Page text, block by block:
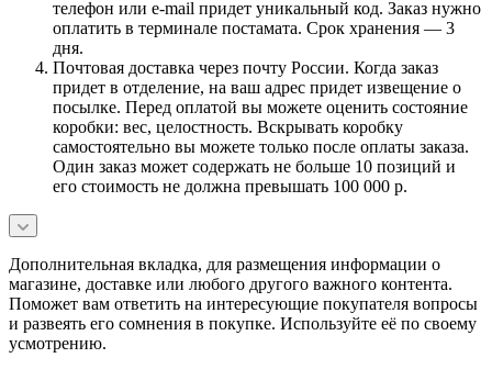
телефон или e-mail придет уникальный код. Заказ нужно
оплатить в терминале постамата. Срок хранения — 3
дня.
Почтовая доставка через почту России. Когда заказ
придет в отделение, на ваш адрес придет извещение о
посылке. Перед оплатой вы можете оценить состояние
коробки: вес, целостность. Вскрывать коробку
самостоятельно вы можете только после оплаты заказа.
Один заказ может содержать не больше 10 позиций и
его стоимость не должна превышать 100 000 р.
Дополнительная вкладка, для размещения информации о
магазине, доставке или любого другого важного контента.
Поможет вам ответить на интересующие покупателя вопросы
и развеять его сомнения в покупке. Используйте её по своему
усмотрению.